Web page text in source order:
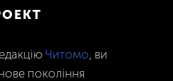
Читомо , ви
покоління